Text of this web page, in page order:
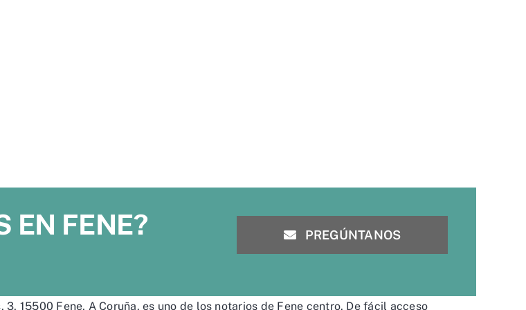
EN FENE? PREGÚNTANOS
15500 Fene, A Coruña, es uno de los notarios de Fene centro. De fácil acceso